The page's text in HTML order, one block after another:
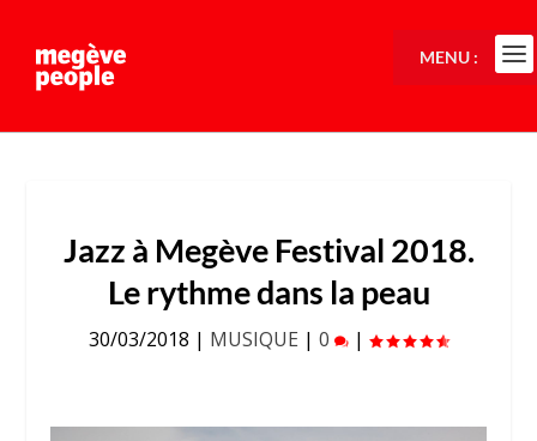
Jazz à Megève Festival 2018.
Le rythme dans la peau
30/03/2018 | MUSIQUE | 0 |
MENU :